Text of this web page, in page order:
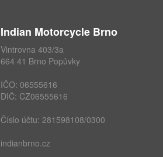
Indian Motorcycle Brno
Vintrovna 403/3a
664 41 Brno Popůvky
IČO: 06555616
DIČ: CZ06555616
Číslo účtu: 281598108/0300
indianbrno.cz